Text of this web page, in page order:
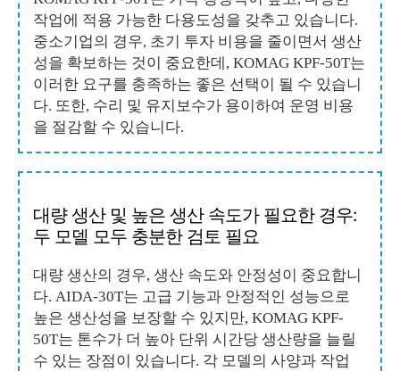
작업에 적용 가능한 다용도성을 갖추고 있습니다.
중소기업의 경우, 초기 투자 비용을 줄이면서 생산
성을 확보하는 것이 중요한데, KOMAG KPF-50T는
이러한 요구를 충족하는 좋은 선택이 될 수 있습니
다. 또한, 수리 및 유지보수가 용이하여 운영 비용
을 절감할 수 있습니다.
대량 생산 및 높은 생산 속도가 필요한 경우:
두 모델 모두 충분한 검토 필요
대량 생산의 경우, 생산 속도와 안정성이 중요합니
다. AIDA-30T는 고급 기능과 안정적인 성능으로
높은 생산성을 보장할 수 있지만, KOMAG KPF-
50T는 톤수가 더 높아 단위 시간당 생산량을 늘릴
수 있는 장점이 있습니다. 각 모델의 사양과 작업